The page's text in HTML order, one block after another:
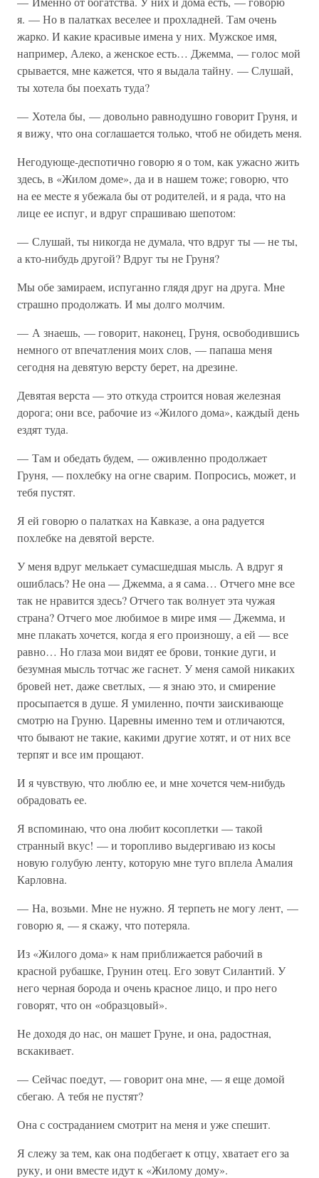
я. — Но в палатках веселее и прохладней. Там очень
жарко. И какие красивые имена у них. Мужское имя,
например, Алеко, а женское есть… Джемма, — голос мой
срывается, мне кажется, что я выдала тайну. — Слушай,
ты хотела бы поехать туда?
— Хотела бы, — довольно равнодушно говорит Груня, и
я вижу, что она соглашается только, чтоб не обидеть меня.
Негодующе-деспотично говорю я о том, как ужасно жить
здесь, в «Жилом доме», да и в нашем тоже; говорю, что
на ее месте я убежала бы от родителей, и я рада, что на
лице ее испуг, и вдруг спрашиваю шепотом:
— Слушай, ты никогда не думала, что вдруг ты — не ты,
а кто-нибудь другой? Вдруг ты не Груня?
Мы обе замираем, испуганно глядя друг на друга. Мне
страшно продолжать. И мы долго молчим.
— А знаешь, — говорит, наконец, Груня, освободившись
немного от впечатления моих слов, — папаша меня
сегодня на девятую версту берет, на дрезине.
Девятая верста — это откуда строится новая железная
дорога; они все, рабочие из «Жилого дома», каждый день
ездят туда.
— Там и обедать будем, — оживленно продолжает
Груня, — похлебку на огне сварим. Попросись, может, и
тебя пустят.
Я ей говорю о палатках на Кавказе, а она радуется
похлебке на девятой версте.
У меня вдруг мелькает сумасшедшая мысль. А вдруг я
ошиблась? Не она — Джемма, а я сама… Отчего мне все
так не нравится здесь? Отчего так волнует эта чужая
страна? Отчего мое любимое в мире имя — Джемма, и
мне плакать хочется, когда я его произношу, а ей — все
равно… Но глаза мои видят ее брови, тонкие дуги, и
безумная мысль тотчас же гаснет. У меня самой никаких
бровей нет, даже светлых, — я знаю это, и смирение
просыпается в душе. Я умиленно, почти заискивающе
смотрю на Груню. Царевны именно тем и отличаются,
что бывают не такие, какими другие хотят, и от них все
терпят и все им прощают.
И я чувствую, что люблю ее, и мне хочется чем-нибудь
обрадовать ее.
Я вспоминаю, что она любит косоплетки — такой
странный вкус! — и торопливо выдергиваю из косы
новую голубую ленту, которую мне туго вплела Амалия
Карловна.
— На, возьми. Мне не нужно. Я терпеть не могу лент, —
говорю я, — я скажу, что потеряла.
Из «Жилого дома» к нам приближается рабочий в
красной рубашке, Грунин отец. Его зовут Силантий. У
него черная борода и очень красное лицо, и про него
говорят, что он «образцовый».
Не доходя до нас, он машет Груне, и она, радостная,
вскакивает.
— Сейчас поедут, — говорит она мне, — я еще домой
сбегаю. А тебя не пустят?
Она с состраданием смотрит на меня и уже спешит.
Я слежу за тем, как она подбегает к отцу, хватает его за
руку, и они вместе идут к «Жилому дому».